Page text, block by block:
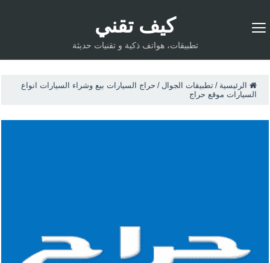
كيف تقني
تطبيقات، هواتف ذكية و تقنيات حديثة
الرئيسية / تطبيقات الجوال / حراج السيارات بيع وشراء السيارات انواع
السيارات موقع حراج